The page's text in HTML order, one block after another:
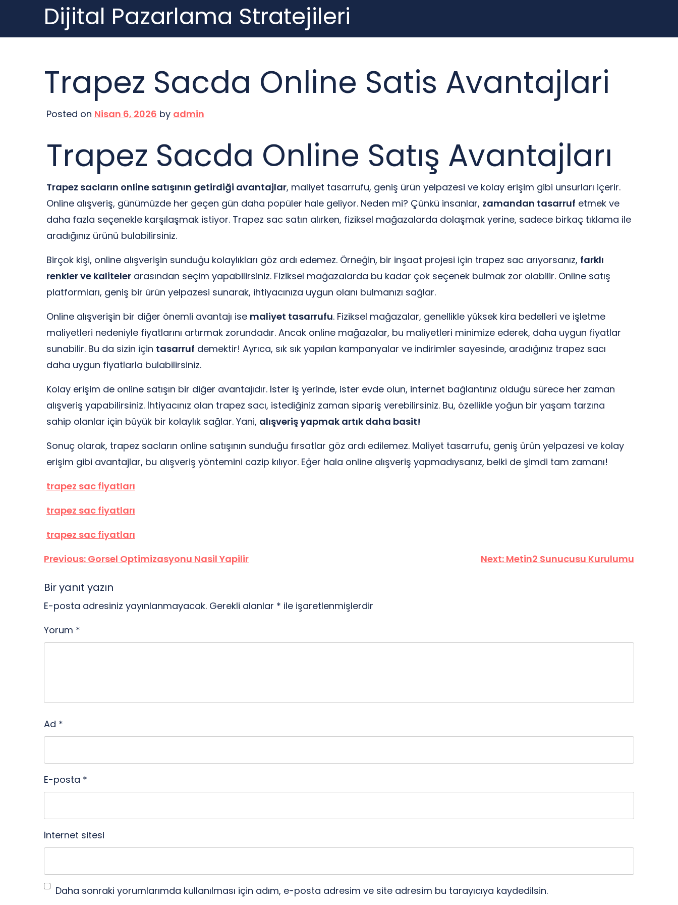
content
Dijital Pazarlama Stratejileri
Trapez Sacda Online Satis Avantajlari
Posted on Nisan 6, 2026 by admin
Trapez Sacda Online Satış Avantajları
Trapez sacların online satışının getirdiği avantajlar, maliyet tasarrufu, geniş ürün yelpazesi ve kolay erişim gibi unsurları içerir.
Online alışveriş, günümüzde her geçen gün daha popüler hale geliyor. Neden mi? Çünkü insanlar, zamandan tasarruf etmek ve
daha fazla seçenekle karşılaşmak istiyor. Trapez sac satın alırken, fiziksel mağazalarda dolaşmak yerine, sadece birkaç tıklama ile
aradığınız ürünü bulabilirsiniz.
Birçok kişi, online alışverişin sunduğu kolaylıkları göz ardı edemez. Örneğin, bir inşaat projesi için trapez sac arıyorsanız, farklı
renkler ve kaliteler arasından seçim yapabilirsiniz. Fiziksel mağazalarda bu kadar çok seçenek bulmak zor olabilir. Online satış
platformları, geniş bir ürün yelpazesi sunarak, ihtiyacınıza uygun olanı bulmanızı sağlar.
Online alışverişin bir diğer önemli avantajı ise maliyet tasarrufu. Fiziksel mağazalar, genellikle yüksek kira bedelleri ve işletme
maliyetleri nedeniyle fiyatlarını artırmak zorundadır. Ancak online mağazalar, bu maliyetleri minimize ederek, daha uygun fiyatlar
sunabilir. Bu da sizin için tasarruf demektir! Ayrıca, sık sık yapılan kampanyalar ve indirimler sayesinde, aradığınız trapez sacı
daha uygun fiyatlarla bulabilirsiniz.
Kolay erişim de online satışın bir diğer avantajıdır. İster iş yerinde, ister evde olun, internet bağlantınız olduğu sürece her zaman
alışveriş yapabilirsiniz. İhtiyacınız olan trapez sacı, istediğiniz zaman sipariş verebilirsiniz. Bu, özellikle yoğun bir yaşam tarzına
sahip olanlar için büyük bir kolaylık sağlar. Yani, alışveriş yapmak artık daha basit!
Sonuç olarak, trapez sacların online satışının sunduğu fırsatlar göz ardı edilemez. Maliyet tasarrufu, geniş ürün yelpazesi ve kolay
erişim gibi avantajlar, bu alışveriş yöntemini cazip kılıyor. Eğer hala online alışveriş yapmadıysanız, belki de şimdi tam zamanı!
trapez sac fiyatları
trapez sac fiyatları
trapez sac fiyatları
Yazı
gezinmesi
Previous: Gorsel Optimizasyonu Nasil Yapilir Next: Metin2 Sunucusu Kurulumu
Bir yanıt yazın
E-posta adresiniz yayınlanmayacak. Gerekli alanlar * ile işaretlenmişlerdir
Yorum *
Ad *
E-posta *
İnternet sitesi
Daha sonraki yorumlarımda kullanılması için adım, e-posta adresim ve site adresim bu tarayıcıya kaydedilsin.